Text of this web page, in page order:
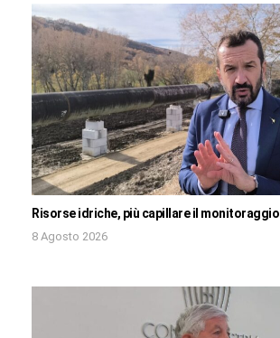
Risorse idriche, più capillare il monitoraggio
8 Agosto 2026